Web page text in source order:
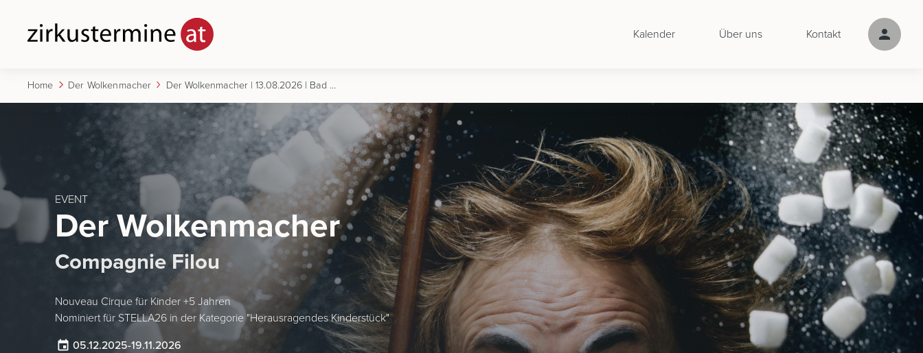
Kalender Über uns Kontakt
Home Der Wolkenmacher Der Wolkenmacher | 13.08.2026 | Bad Goisern
EVENT
Der Wolkenmacher
Compagnie Filou
Nouveau Cirque für Kinder +5 Jahren
Nominiert für STELLA26 in der Kategorie "Herausragendes Kinderstück"
05.12.2025-19.11.2026